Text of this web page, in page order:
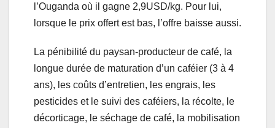
l’Ouganda où il gagne 2,9USD/kg. Pour lui,
lorsque le prix offert est bas, l’offre baisse aussi.
La pénibilité du paysan-producteur de café, la
longue durée de maturation d’un caféier (3 à 4
ans), les coûts d’entretien, les engrais, les
pesticides et le suivi des caféiers, la récolte, le
décorticage, le séchage de café, la mobilisation